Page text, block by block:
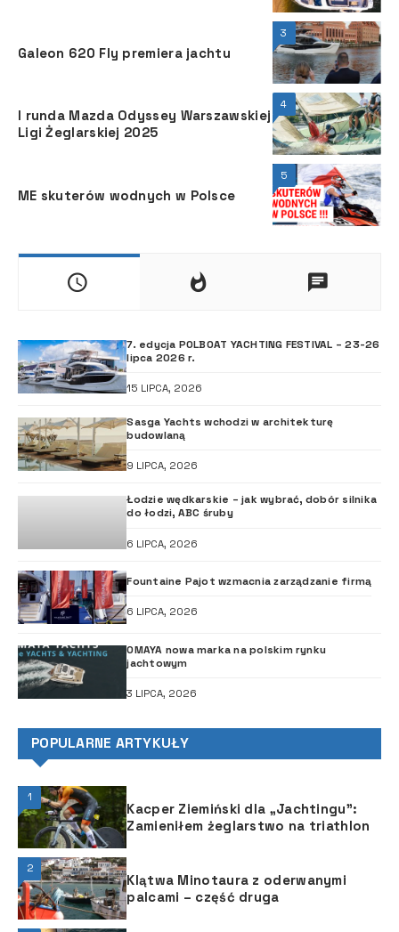
3
Galeon 620 Fly premiera jachtu
4
I runda Mazda Odyssey Warszawskiej
Ligi Żeglarskiej 2025
5
ME skuterów wodnych w Polsce
7. edycja POLBOAT YACHTING FESTIVAL – 23-26
lipca 2026 r.
15 LIPCA, 2026
Sasga Yachts wchodzi w architekturę
budowlaną
9 LIPCA, 2026
Łodzie wędkarskie – jak wybrać, dobór silnika
do łodzi, ABC śruby
6 LIPCA, 2026
Fountaine Pajot wzmacnia zarządzanie firmą
6 LIPCA, 2026
OMAYA nowa marka na polskim rynku
jachtowym
3 LIPCA, 2026
POPULARNE ARTYKUŁY
1
Kacper Ziemiński dla „Jachtingu”:
Zamieniłem żeglarstwo na triathlon
2
Klątwa Minotaura z oderwanymi
palcami – część druga